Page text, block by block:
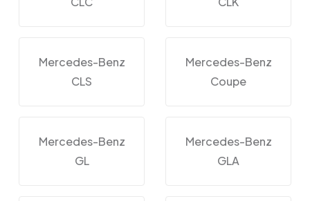
Mercedes-Benz
CLS
Mercedes-Benz
Coupe
Mercedes-Benz
GL
Mercedes-Benz
GLA